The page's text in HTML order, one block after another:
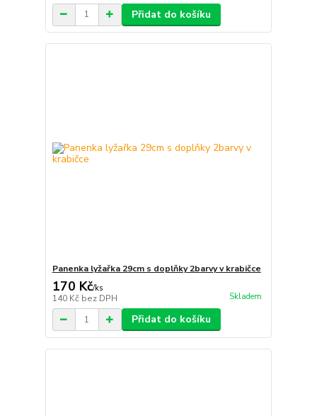
Přidat do košíku
Panenka lyžařka 29cm s doplňky 2barvy v krabičce
170 Kč/ks
140 Kč bez DPH Skladem
Přidat do košíku